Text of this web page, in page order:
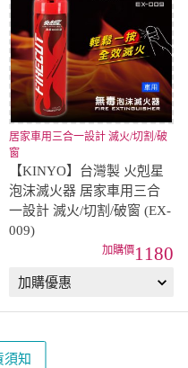
居家車用三合一設計 滅火/切割/破
窗
【KINYO】台灣製 火剋星
泡沫滅火器 居家車用三合
一設計 滅火/切割/破窗 (EX-
009)
1180
須知